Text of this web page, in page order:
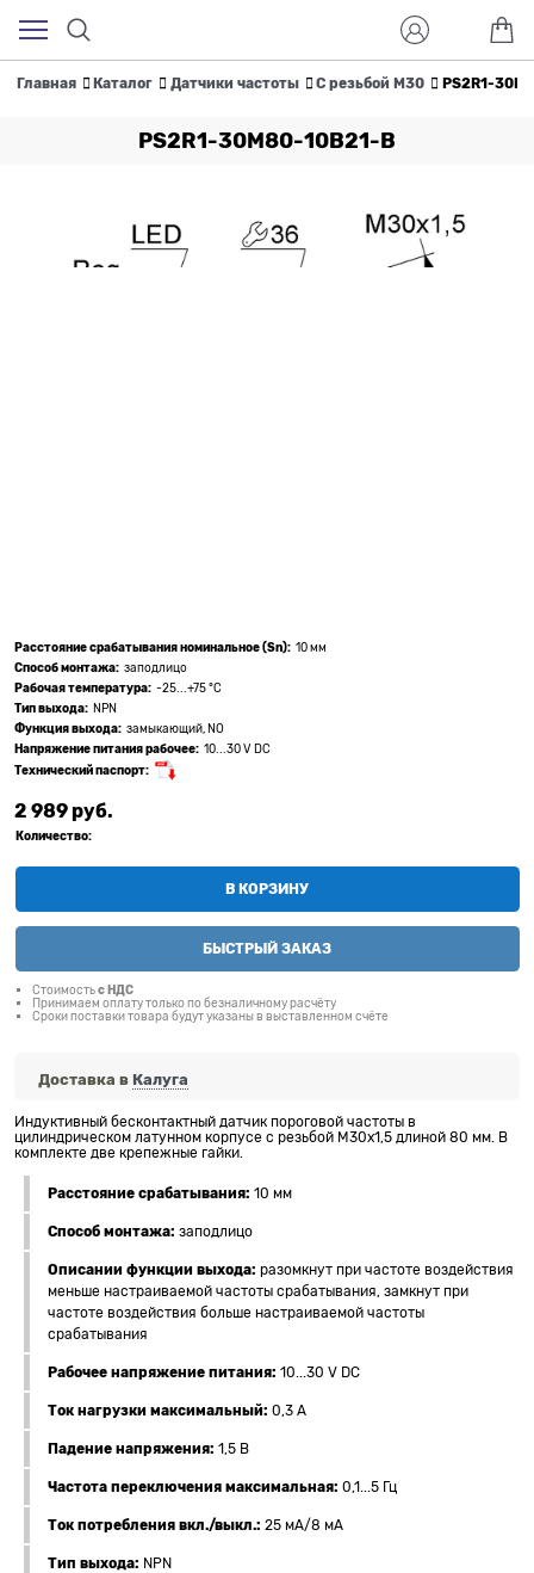
Главная Каталог Датчики частоты С резьбой M30 PS2R1-
PS2R1-30M80-10B21-B
Расстояние срабатывания номинальное (Sn): 10 мм
Способ монтажа: заподлицо
Рабочая температура: -25...+75 °C
Тип выхода: NPN
Функция выхода: замыкающий, NO
Напряжение питания рабочее: 10...30 V DC
Технический паспорт:
2 989 руб.
Количество:
В КОРЗИНУ
БЫСТРЫЙ ЗАКАЗ
Стоимостьс НДС
Принимаем оплату только по безналичному расчёту
Сроки поставки товара будут указаны в выставленном счёте
Доставка в Калуга
Индуктивный бесконтактный датчик пороговой частоты в
цилиндрическом латунном корпусе с резьбой M30x1,5 длиной 80 мм. В
комплекте две крепежные гайки.
Расстояние срабатывания: 10 мм
Способ монтажа: заподлицо
Описании функции выхода: разомкнут при частоте воздействия
меньше настраиваемой частоты срабатывания, замкнут при
частоте воздействия больше настраиваемой частоты
срабатывания
Рабочее напряжение питания: 10...30 V DC
Ток нагрузки максимальный: 0,3 А
Падение напряжения: 1,5 В
Частота переключения максимальная: 0,1...5 Гц
Ток потребления вкл./выкл.: 25 мА/8 мА
Тип выхода: NPN